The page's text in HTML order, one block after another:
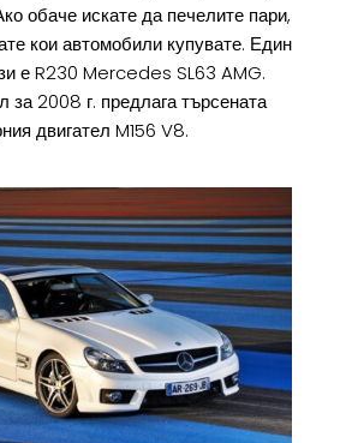
обаче искате да печелите пари,
кои автомобили купувате. Един
е R230 Mercedes SL63 AMG.
2008 г. предлага търсената
двигател M156 V8.